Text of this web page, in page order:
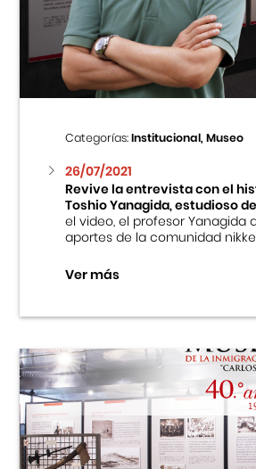
Categorías:Institucional, Museo
26/07/2021
Revive la entrevista con el
Toshio Yanagida, estudioso
el video, el profesor Yanagida
aportes de la comunidad nikkei
Ver más